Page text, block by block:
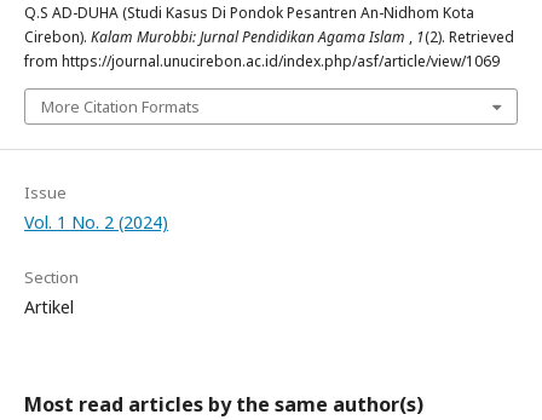
Q.S AD-DUHA (Studi Kasus Di Pondok Pesantren An-Nidhom Kota
Cirebon). Kalam Murobbi: Jurnal Pendidikan Agama Islam , 1(2). Retrieved
from https://journal.unucirebon.ac.id/index.php/asf/article/view/1069
More Citation Formats
Issue
Vol. 1 No. 2 (2024)
Section
Artikel
Most read articles by the same author(s)